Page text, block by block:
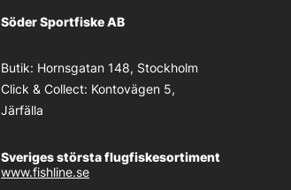
Söder Sportfiske AB
Butik: Hornsgatan 148, Stockholm
Click & Collect: Kontovägen 5,
Järfälla
Sveriges största flugfiskesortiment
www.fishline.se